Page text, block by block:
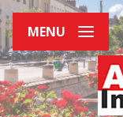
MENU